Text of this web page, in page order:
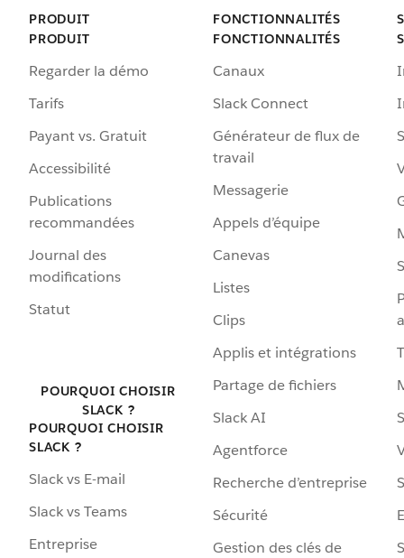
PRODUIT
PRODUIT
Regarder la démo
Tarifs
Payant vs. Gratuit
Accessibilité
Publications
recommandées
Journal des
modifications
Statut
POURQUOI CHOISIR
SLACK ?
POURQUOI CHOISIR
SLACK ?
Slack vs E-mail
Slack vs Teams
Entreprise
FONCTIONNALITÉS
FONCTIONNALITÉS
Canaux
Slack Connect
Générateur de flux de
travail
Messagerie
Appels d’équipe
Canevas
Listes
Clips
Applis et intégrations
Partage de fichiers
Slack AI
Agentforce
Recherche d’entreprise
Sécurité
Gestion des clés de